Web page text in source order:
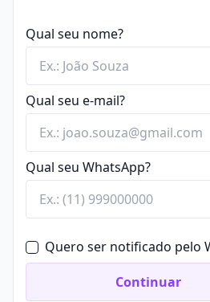
Qual seu nome?
Qual seu e-mail?
Qual seu WhatsApp?
Quero ser notificado pelo
Continuar